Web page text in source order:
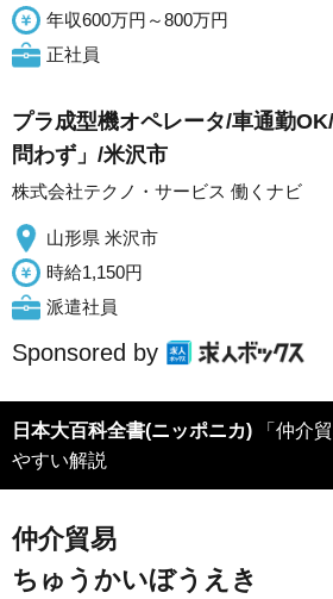
年収600万円～800万円
正社員
プラ成型機オペレータ/車通勤
問わず」/米沢市
株式会社テクノ・サービス 働くナビ
山形県 米沢市
時給1,150円
派遣社員
Sponsored by
日本大百科全書(ニッポニカ) 「仲介
やすい解説
仲介貿易
ちゅうかいぼうえき